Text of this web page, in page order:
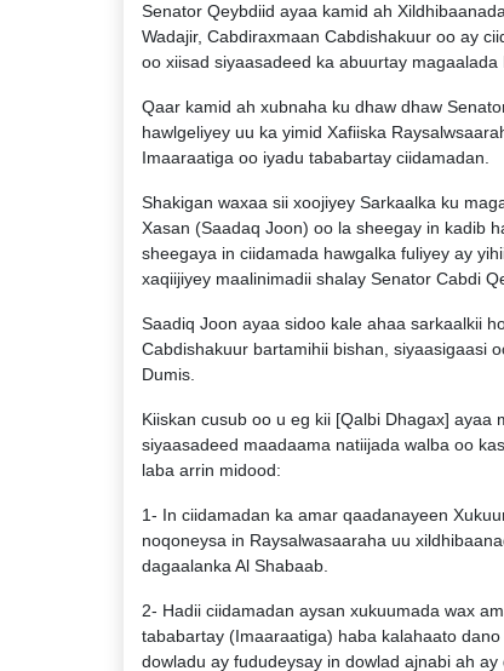
Senator Qeybdiid ayaa kamid ah
Wadajir, Cabdiraxmaan Cabdishakuur oo ay
oo xiisad siyaasadeed ka abuurtay magaalada
Qaar kamid ah xubnaha ku dhaw dhaw
hawlgeliyey uu ka yimid Xafiiska
Imaaraatiga oo iyadu tababartay ciidamadan.
Shakigan waxaa sii xoojiyey Sarkaalka ku
Xasan (Saadaq Joon) oo la sheegay in kadib
sheegaya in ciidamada hawgalka fuliyey ay
xaqiijiyey maalinimadii shalay Senator Cabdi
Saadiq Joon ayaa sidoo kale ahaa sarkaalkii
Cabdishakuur bartamihii bishan, siyaasigaasi
Dumis.
Kiiskan cusub oo u eg kii [Qalbi Dhagax]
siyaasadeed maadaama natiijada walba oo
laba arrin midood:
1- In ciidamadan ka amar qaadanayeen
noqoneysa in Raysalwasaaraha uu
dagaalanka Al Shabaab.
2- Hadii ciidamadan aysan xukuumada wax
tababartay (Imaaraatiga) haba kalahaato
dowladu ay fududeysay in dowlad ajnabi ah ay